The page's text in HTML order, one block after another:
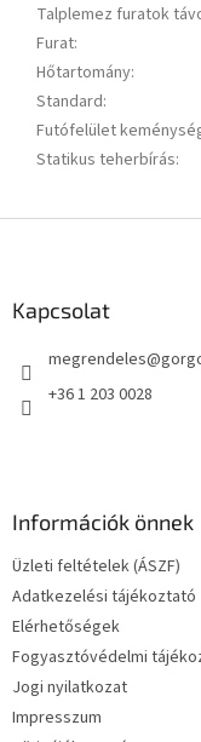
Talplemez furatok
Furat:
Hőtartomány:
Standard:
Futófelület
Statikus teherbírás:
Kapcsolat
megrendeles@
+36 1 203 0028
Információk önnek
Üzleti feltételek (ÁSZF)
Adatkezelési tájékoztató
Elérhetőségek
Fogyasztóvédelmi
Jogi nyilatkozat
Impresszum